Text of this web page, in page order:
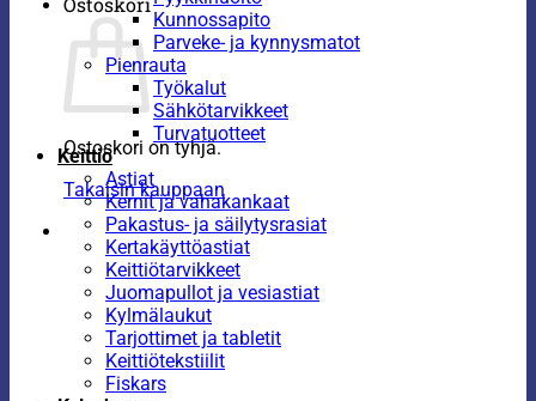
Ostoskori on tyhjä.
Takaisin kauppaan
Kunnossapito
Parveke- ja kynnysmatot
Pienrauta
Työkalut
Sähkötarvikkeet
Turvatuotteet
Keittiö
Astiat
Kernit ja vahakankaat
Pakastus- ja säilytysrasiat
Kertakäyttöastiat
Keittiötarvikkeet
Juomapullot ja vesiastiat
Kylmälaukut
Tarjottimet ja tabletit
Keittiötekstiilit
Fiskars